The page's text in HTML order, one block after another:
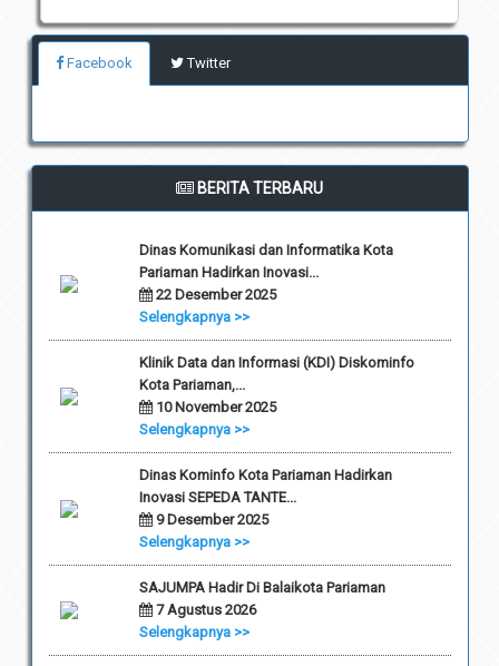
Facebook Twitter
BERITA TERBARU
Dinas Komunikasi dan Informatika Kota
Pariaman Hadirkan Inovasi...
22 Desember 2025
Selengkapnya >>
Klinik Data dan Informasi (KDI) Diskominfo
Kota Pariaman,...
10 November 2025
Selengkapnya >>
Dinas Kominfo Kota Pariaman Hadirkan
Inovasi SEPEDA TANTE...
9 Desember 2025
Selengkapnya >>
SAJUMPA Hadir Di Balaikota Pariaman
7 Agustus 2026
Selengkapnya >>